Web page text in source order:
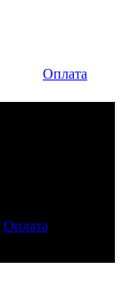
Оплата
Оплата